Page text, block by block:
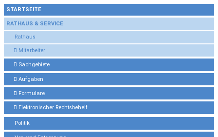
STARTSEITE
RATHAUS & SERVICE
Rathaus
Mitarbeiter
Sachgebiete
Aufgaben
Formulare
Elektronischer Rechtsbehelf
Politik